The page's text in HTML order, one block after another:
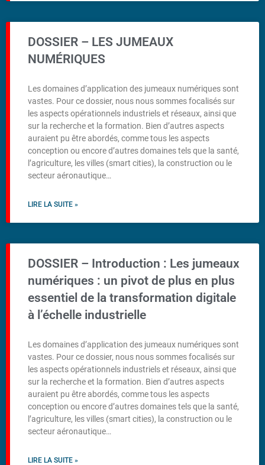
DOSSIER – LES JUMEAUX
NUMÉRIQUES
Les domaines d’application des jumeaux numériques sont
vastes. Pour ce dossier, nous nous sommes focalisés sur
les aspects opérationnels industriels et réseaux, ainsi que
sur la recherche et la formation. Bien d’autres aspects
auraient pu être abordés, comme tous les aspects
conception ou encore d’autres domaines tels que la santé,
l’agriculture, les villes (smart cities), la construction ou le
secteur aéronautique…
LIRE LA SUITE »
DOSSIER – Introduction : Les jumeaux
numériques : un pivot de plus en plus
essentiel de la transformation digitale
à l’échelle industrielle
Les domaines d’application des jumeaux numériques sont
vastes. Pour ce dossier, nous nous sommes focalisés sur
les aspects opérationnels industriels et réseaux, ainsi que
sur la recherche et la formation. Bien d’autres aspects
auraient pu être abordés, comme tous les aspects
conception ou encore d’autres domaines tels que la santé,
l’agriculture, les villes (smart cities), la construction ou le
secteur aéronautique…
LIRE LA SUITE »